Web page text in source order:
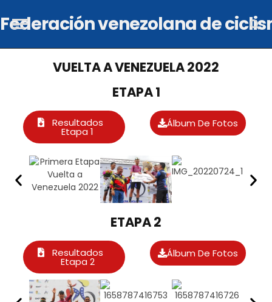
VUELTA A VENEZUELA 2022
ETAPA 1
Resultados
Etapa 1
Álbum De Fotos
ETAPA 2
Resultados
Etapa 2
Álbum De Fotos